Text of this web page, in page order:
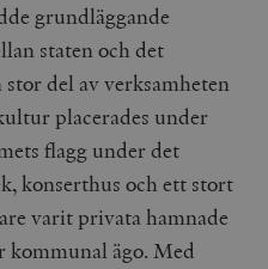
grundläggande
staten och det
del av verksamheten
placerades under
flagg under det
konserthus och ett stort
varit privata hamnade
kommunal ägo. Med